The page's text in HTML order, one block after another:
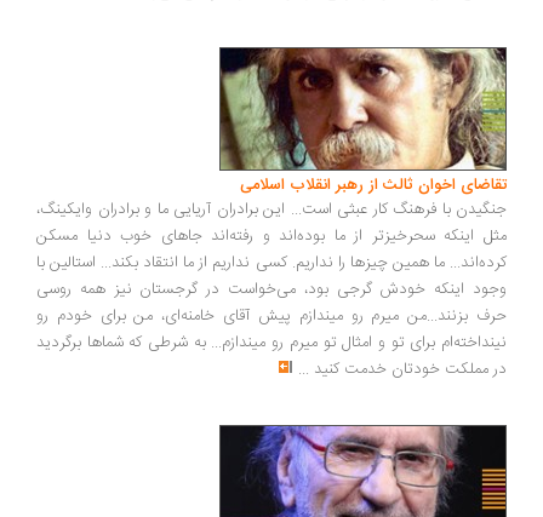
اخوان ثالث از رهبر انقلاب اسلامی
با فرهنگ کار عبثی است... این برادران آریایی ما و برادران وایکینگ،
اینکه سحرخیزتر از ما بوده‌اند و رفته‌اند جاهای خوب دنیا مسکن
ما همین چیزها را نداریم. کسی نداریم از ما انتقاد بکند... استالین با
اینکه خودش گرجی بود، می‌خواست در گرجستان نیز همه روسی
بزنند...من میرم رو میندازم پیش آقای خامنه‌ای، من برای خودم رو
برای تو و امثال تو میرم رو میندازم... به شرطی که شماها برگردید
مملکت خودتان خدمت کنید...